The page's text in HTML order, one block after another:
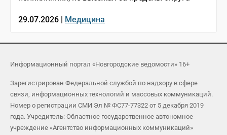
29.07.2026 | Медицина
Информационный портал «Новгородские ведомости» 16+
Зарегистрирован Федеральной службой по надзору в сфере
связи, информационных технологий и массовых коммуникаций.
Номер о регистрации СМИ Эл № ФС77-77322 от 5 декабря 2019
года. Учредитель: Областное государственное автономное
учреждение «Агентство информационных коммуникаций»